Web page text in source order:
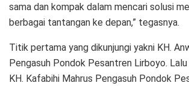
sama dan kompak dalam mencari solusi
berbagai tantangan ke depan,” tegasnya.
Titik pertama yang dikunjungi yakni KH.
Pengasuh Pondok Pesantren Lirboyo.
KH. Kafabihi Mahrus Pengasuh Pondok